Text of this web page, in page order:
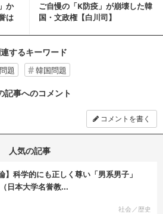
か
は
ご自慢の「K防疫」が崩壊した韓
国・文政権【白川司】
するキーワード
題 韓国問題
記事へのコメント
コメントを書く
人気の記事
】科学的にも正しく尊い「男系男子」
日本大学名誉教...
社会／歴史